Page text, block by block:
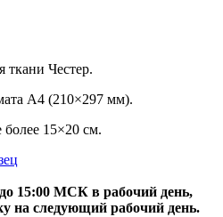
ткани Честер.
А4 (210×297 мм).
более 15×20 см.
15:00 МСК в рабочий день,
на следующий рабочий день.